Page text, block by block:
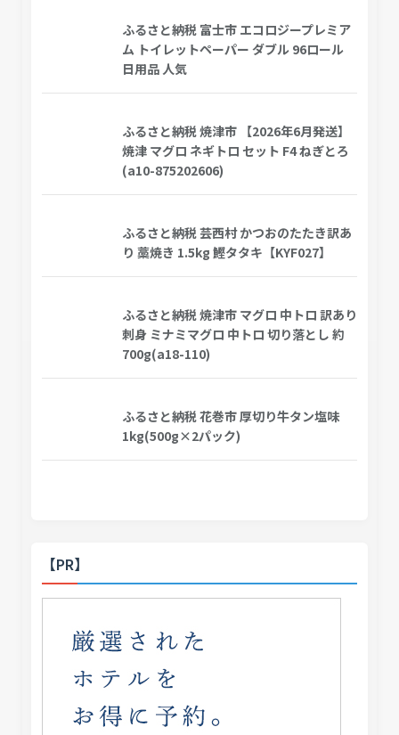
ふるさと納税 富士市 エコロジープレミア
ム トイレットペーパー ダブル 96ロール
日用品 人気
ふるさと納税 焼津市 【2026年6月発送】
焼津 マグロ ネギトロ セット F4 ねぎとろ
(a10-875202606)
ふるさと納税 芸西村 かつおのたたき訳あ
り 藁焼き 1.5kg 鰹タタキ【KYF027】
ふるさと納税 焼津市 マグロ 中トロ 訳あり
刺身 ミナミマグロ 中トロ 切り落とし 約
700g(a18-110)
ふるさと納税 花巻市 厚切り牛タン塩味
1kg(500g×2パック)
【PR】